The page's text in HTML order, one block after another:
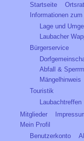
Startseite
Ortsrat
Informationen zum
Lage und
Laubacher
Bürgerservice
Abfall &
Mängelhinweis
Touristik
Laubachtreffen
Mitglieder
Mein Profil
Benutzerkonto